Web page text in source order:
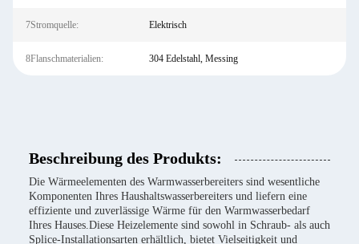
7Stromquelle: Elektrisch
8Flanschmaterialien: 304 Edelstahl, Messing
Beschreibung des Produkts:
Die Wärmeelementen des Warmwasserbereiters sind wesentliche
Komponenten Ihres Haushaltswasserbereiters und liefern eine
effiziente und zuverlässige Wärme für den Warmwasserbedarf
Ihres Hauses.Diese Heizelemente sind sowohl in Schraub- als auch
Splice-Installationsarten erhältlich, bietet Vielseitigkeit und